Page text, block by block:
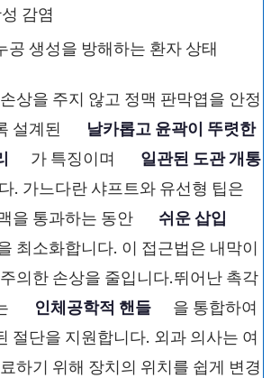
감염
공 생성을 방해하는 환자 상태
상을 주지 않고 정맥 판막엽을 안정
설계된
날카롭고 윤곽이 뚜렷한
가 특징이며
일관된 도관 개통
. 가느다란 샤프트와 유선형 팁은
을 통과하는 동안
쉬운 삽입
최소화합니다. 이 접근법은 내막이
의한 손상을 줄입니다.뛰어난 촉각
인체공학적 핸들
을 통합하여
절단을 지원합니다. 외과 의사는 여
하기 위해 장치의 위치를 ​​쉽게 변경